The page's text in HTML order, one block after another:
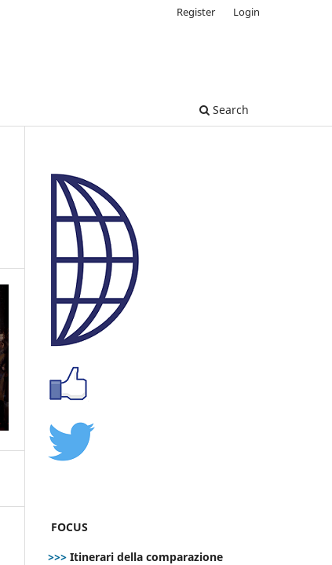
Search
Register Login
FOCUS
>>> Itinerari della comparazione